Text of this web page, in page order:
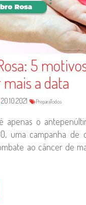
5
a data
20.10.2021 PreparaTodos
apenas o
uma campanha de
ao câncer de